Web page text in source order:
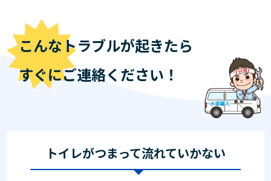
こんなトラブルが起きたら
すぐにご連絡ください！
トイレがつまって流れていかない